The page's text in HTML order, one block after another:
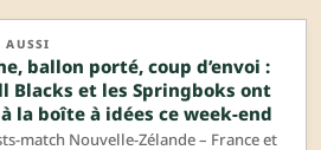
AUSSI
ballon porté, coup d’envoi :
Blacks et les Springboks ont
la boîte à idées ce week-end
match Nouvelle-Zélande – France et